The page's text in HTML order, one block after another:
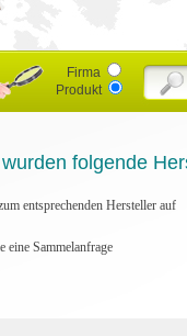
Firma
Produkt
folgende
entsprechenden Hersteller auf
eine Sammelanfrage